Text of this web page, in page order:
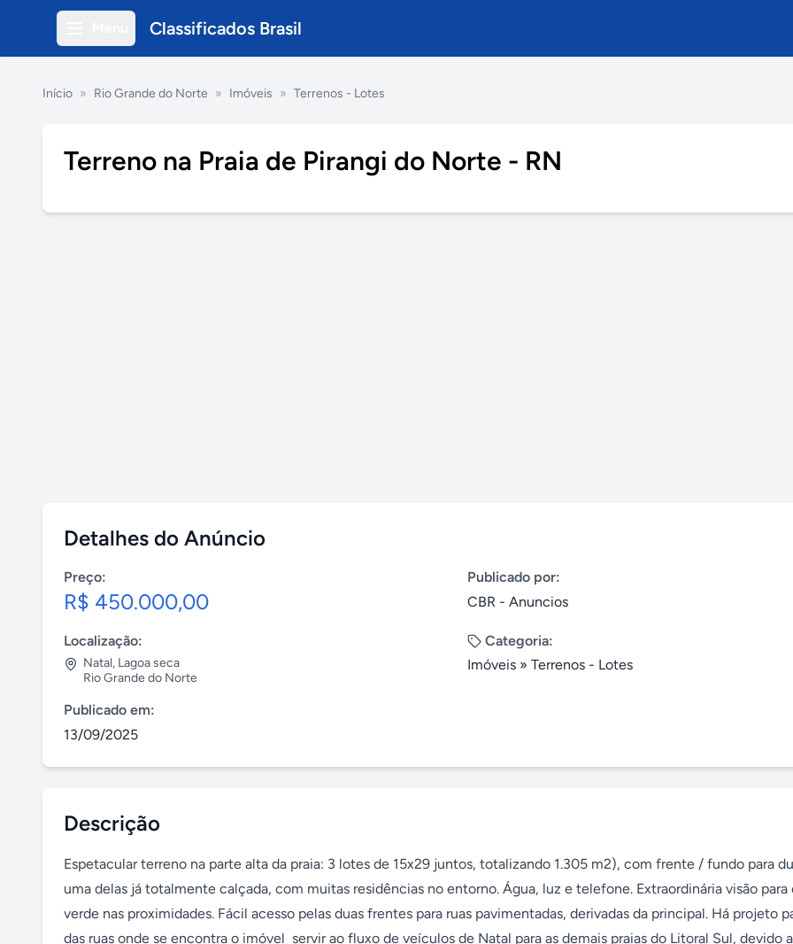
Classificados Brasil
Início » Rio Grande do Norte » Imóveis » Terrenos - Lotes
Terreno na Praia de Pirangi do Norte - RN
Detalhes do Anúncio
Preço:
R$ 450.000,00
Publicado por:
CBR - Anuncios
Localização:
Natal, Lagoa seca
Rio Grande do Norte
Categoria:
Imóveis » Terrenos - Lotes
Publicado em:
13/09/2025
Descrição
Espetacular terreno na parte alta da praia: 3 lotes de 15x29 juntos, totalizando 1.305 m2), com frente / fundo para
uma delas já totalmente calçada, com muitas residências no entorno. Água, luz e telefone. Extraordinária visão para
verde nas proximidades. Fácil acesso pelas duas frentes para ruas pavimentadas, derivadas da principal. Há projeto
das ruas onde se encontra o imóvel  servir ao fluxo de veículos de Natal para as demais praias do Litoral Sul, devido